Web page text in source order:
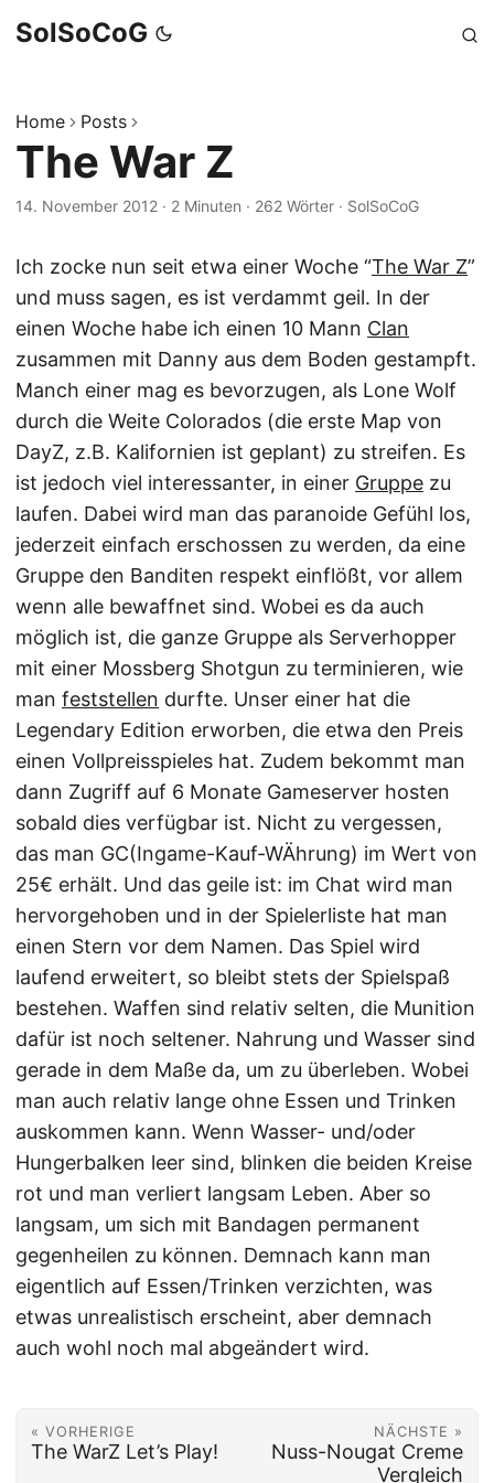
SolSoCoG
Home Posts
The War Z
14. November 2012 · 2 Minuten · 262 Wörter · SolSoCoG
Ich zocke nun seit etwa einer Woche “The War Z”
und muss sagen, es ist verdammt geil. In der
einen Woche habe ich einen 10 Mann Clan
zusammen mit Danny aus dem Boden gestampft.
Manch einer mag es bevorzugen, als Lone Wolf
durch die Weite Colorados (die erste Map von
DayZ, z.B. Kalifornien ist geplant) zu streifen. Es
ist jedoch viel interessanter, in einer Gruppe zu
laufen. Dabei wird man das paranoide Gefühl los,
jederzeit einfach erschossen zu werden, da eine
Gruppe den Banditen respekt einflößt, vor allem
wenn alle bewaffnet sind. Wobei es da auch
möglich ist, die ganze Gruppe als Serverhopper
mit einer Mossberg Shotgun zu terminieren, wie
man feststellen durfte. Unser einer hat die
Legendary Edition erworben, die etwa den Preis
einen Vollpreisspieles hat. Zudem bekommt man
dann Zugriff auf 6 Monate Gameserver hosten
sobald dies verfügbar ist. Nicht zu vergessen,
das man GC(Ingame-Kauf-WÄhrung) im Wert von
25€ erhält. Und das geile ist: im Chat wird man
hervorgehoben und in der Spielerliste hat man
einen Stern vor dem Namen. Das Spiel wird
laufend erweitert, so bleibt stets der Spielspaß
bestehen. Waffen sind relativ selten, die Munition
dafür ist noch seltener. Nahrung und Wasser sind
gerade in dem Maße da, um zu überleben. Wobei
man auch relativ lange ohne Essen und Trinken
auskommen kann. Wenn Wasser- und/oder
Hungerbalken leer sind, blinken die beiden Kreise
rot und man verliert langsam Leben. Aber so
langsam, um sich mit Bandagen permanent
gegenheilen zu können. Demnach kann man
eigentlich auf Essen/Trinken verzichten, was
etwas unrealistisch erscheint, aber demnach
auch wohl noch mal abgeändert wird.
« VORHERIGE
The WarZ Let’s Play!
NÄCHSTE »
Nuss-Nougat Creme
Vergleich